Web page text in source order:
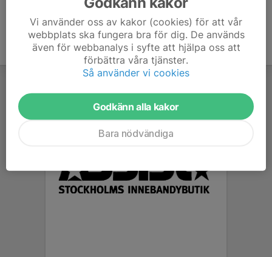
Vi använder oss av kakor (cookies) för att vår
webbplats ska fungera bra för dig. De används
även för webbanalys i syfte att hjälpa oss att
förbättra våra tjänster.
Så använder vi cookies
Godkänn alla kakor
Bara nödvändiga